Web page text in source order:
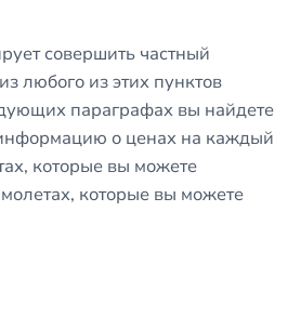
совершить частный
любого из этих пунктов
параграфах вы найдете
о ценах на каждый
которые вы можете
которые вы можете